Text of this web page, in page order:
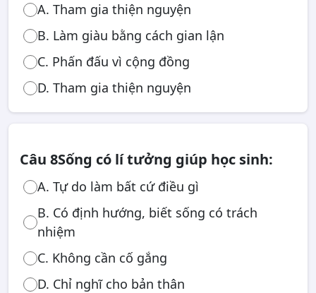
A. Tham gia thiện nguyện
B. Làm giàu bằng cách gian lận
C. Phấn đấu vì cộng đồng
D. Tham gia thiện nguyện
Câu 8Sống có lí tưởng giúp học sinh:
A. Tự do làm bất cứ điều gì
B. Có định hướng, biết sống có trách
nhiệm
C. Không cần cố gắng
D. Chỉ nghĩ cho bản thân